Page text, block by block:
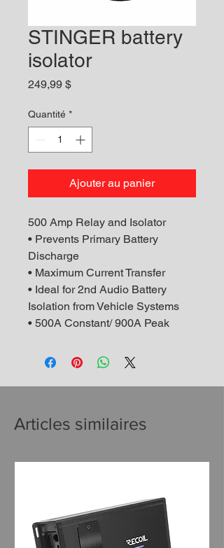
STINGER battery
isolator
249,99 $Prix
Quantité *
Ajouter au panier
500 Amp Relay and Isolator
• Prevents Primary Battery
Discharge
• Maximum Current Transfer
• Ideal for 2nd Audio Battery
Isolation from Vehicle Systems
• 500A Constant/ 900A Peak
Articles similaires